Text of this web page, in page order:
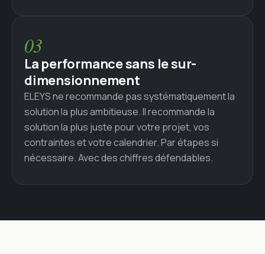
03
La performance sans le sur-
dimensionnement
ELEYS ne recommande pas systématiquement la
solution la plus ambitieuse. Il recommande la
solution la plus juste pour votre projet, vos
contraintes et votre calendrier. Par étapes si
nécessaire. Avec des chiffres défendables.